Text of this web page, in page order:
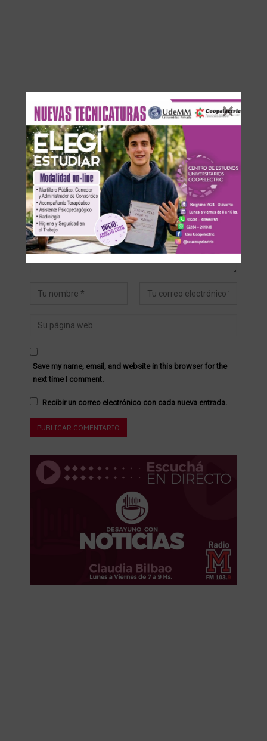
DEJA UNA RESPUESTA
Su dirección de correo electrónico no será publicada.
Save my name, email, and website in this browser for the
next time I comment.
Recibir un correo electrónico con cada nueva entrada.